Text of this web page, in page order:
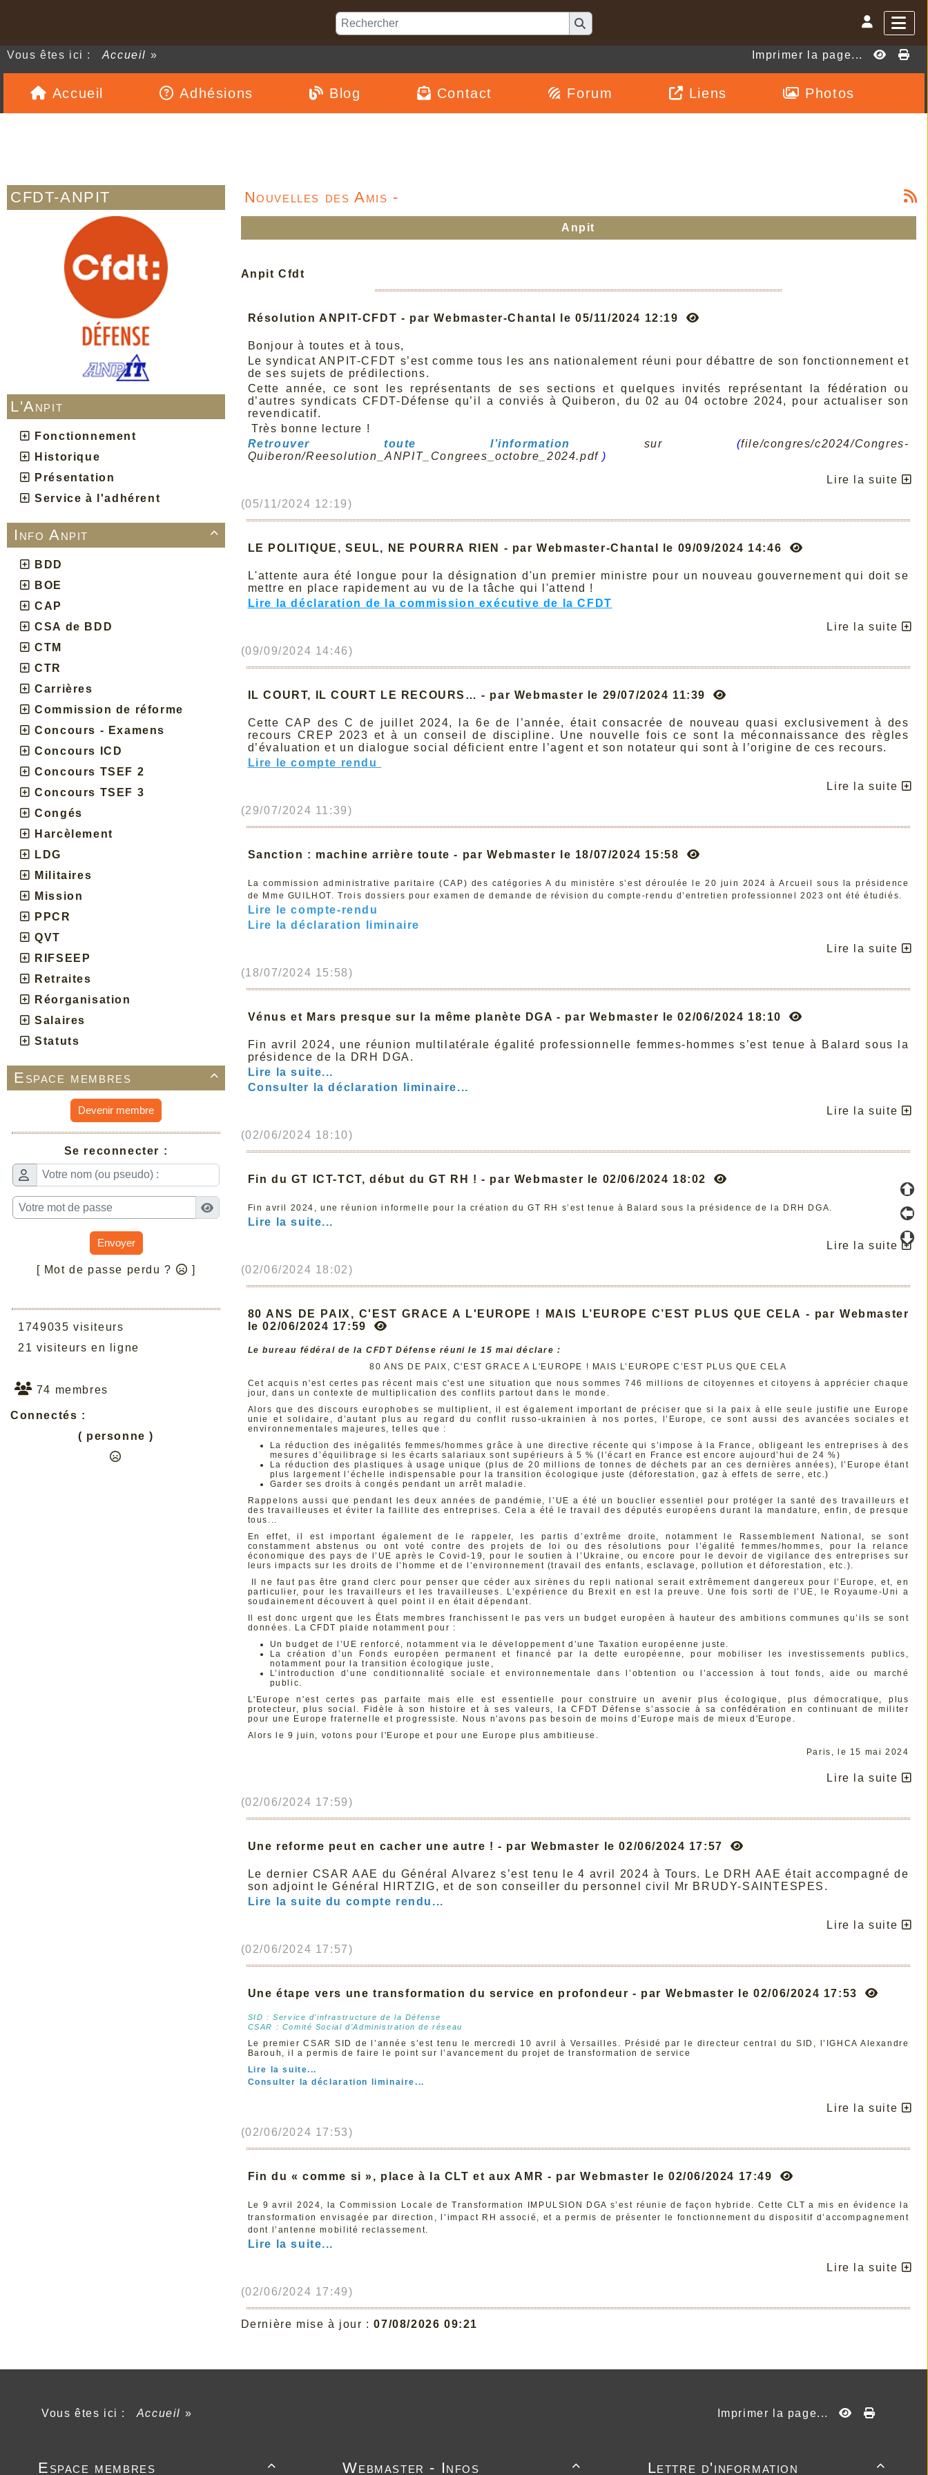
Vous êtes ici : Accueil » Imprimer la page...
Accueil Adhésions Blog Contact Forum Liens Photos
CFDT-ANPIT
L'Anpit
Fonctionnement
Historique
Présentation
Service à l'adhérent

Info Anpit
BDD
BOE
CAP
CSA de BDD
CTM
CTR
Carrières
Commission de réforme
Concours - Examens
Concours ICD
Concours TSEF 2
Concours TSEF 3
Congés
Harcèlement
LDG
Militaires
Mission
PPCR
QVT
RIFSEEP
Retraites
Réorganisation
Salaires
Statuts

Espace membres
Devenir membre
Se reconnecter :
Envoyer
[ Mot de passe perdu ? ]
1749035 visiteurs
21 visiteurs en ligne
74 membres
Connectés :
( personne )
Nouvelles des Amis -
Anpit
Anpit Cfdt
Résolution ANPIT-CFDT - par Webmaster-Chantal le 05/11/2024 12:19
Bonjour à toutes et à tous,
Le syndicat ANPIT-CFDT s’est comme tous les ans nationalement réuni pour débattre de son fonctionnement et
de ses sujets de prédilections.
Cette année, ce sont les représentants de ses sections et quelques invités représentant la fédération ou
d’autres syndicats CFDT-Défense qu’il a conviés à Quiberon, du 02 au 04 octobre 2024, pour actualiser son
revendicatif.
Très bonne lecture !
Retrouver toute l’information
sur (file/congres/c2024/Congres-
Quiberon/Reesolution_ANPIT_Congrees_octobre_2024.pdf)
Lire la suite
(05/11/2024 12:19)
LE POLITIQUE, SEUL, NE POURRA RIEN - par Webmaster-Chantal le 09/09/2024 14:46
L'attente aura été longue pour la désignation d'un premier ministre pour un nouveau gouvernement qui doit se
mettre en place rapidement au vu de la tâche qui l'attend !
Lire la déclaration de la commission exécutive de la CFDT
Lire la suite
(09/09/2024 14:46)
IL COURT, IL COURT LE RECOURS… - par Webmaster le 29/07/2024 11:39
Cette CAP des C de juillet 2024, la 6e de l’année, était consacrée de nouveau quasi exclusivement à des
recours CREP 2023 et à un conseil de discipline. Une nouvelle fois ce sont la méconnaissance des règles
d’évaluation et un dialogue social déficient entre l’agent et son notateur qui sont à l’origine de ces recours.
Lire le compte rendu
Lire la suite
(29/07/2024 11:39)
Sanction : machine arrière toute - par Webmaster le 18/07/2024 15:58
La commission administrative paritaire (CAP) des catégories A du ministère s’est déroulée le 20 juin 2024 à Arcueil sous la présidence
de Mme GUILHOT. Trois dossiers pour examen de demande de révision du compte-rendu d’entretien professionnel 2023 ont été étudiés.
Lire le compte-rendu
Lire la déclaration liminaire
Lire la suite
(18/07/2024 15:58)
Vénus et Mars presque sur la même planète DGA - par Webmaster le 02/06/2024 18:10
Fin avril 2024, une réunion multilatérale égalité professionnelle femmes-hommes s’est tenue à Balard sous la
présidence de la DRH DGA.
Lire la suite...
Consulter la déclaration liminaire...
Lire la suite
(02/06/2024 18:10)
Fin du GT ICT-TCT, début du GT RH ! - par Webmaster le 02/06/2024 18:02
Fin avril 2024, une réunion informelle pour la création du GT RH s’est tenue à Balard sous la présidence de la DRH DGA.
Lire la suite...
Lire la suite
(02/06/2024 18:02)
80 ANS DE PAIX, C'EST GRACE A L'EUROPE ! MAIS L’EUROPE C’EST PLUS QUE CELA - par Webmaster
le 02/06/2024 17:59
Le bureau fédéral de la CFDT Défense réuni le 15 mai déclare :
80 ANS DE PAIX, C'EST GRACE A L'EUROPE ! MAIS L’EUROPE C’EST PLUS QUE CELA
Cet acquis n'est certes pas récent mais c'est une situation que nous sommes 746 millions de citoyennes et citoyens à apprécier chaque
jour, dans un contexte de multiplication des conflits partout dans le monde.
Alors que des discours europhobes se multiplient, il est également important de préciser que si la paix à elle seule justifie une Europe
unie et solidaire, d’autant plus au regard du conflit russo-ukrainien à nos portes, l’Europe, ce sont aussi des avancées sociales et
environnementales majeures, telles que :
La réduction des inégalités femmes/hommes grâce à une directive récente qui s’impose à la France, obligeant les entreprises à des
mesures d’équilibrage si les écarts salariaux sont supérieurs à 5 % (l’écart en France est encore aujourd’hui de 24 %)
La réduction des plastiques à usage unique (plus de 20 millions de tonnes de déchets par an ces dernières années), l’Europe étant
plus largement l’échelle indispensable pour la transition écologique juste (déforestation, gaz à effets de serre, etc.)
Garder ses droits à congés pendant un arrêt maladie.
Rappelons aussi que pendant les deux années de pandémie, l’UE a été un bouclier essentiel pour protéger la santé des travailleurs et
des travailleuses et éviter la faillite des entreprises. Cela a été le travail des députés européens durant la mandature, enfin, de presque
tous...
En effet, il est important également de le rappeler, les partis d’extrême droite, notamment le Rassemblement National, se sont
constamment abstenus ou ont voté contre des projets de loi ou des résolutions pour l’égalité femmes/hommes, pour la relance
économique des pays de l’UE après le Covid-19, pour le soutien à l’Ukraine, ou encore pour le devoir de vigilance des entreprises sur
leurs impacts sur les droits de l’homme et de l’environnement (travail des enfants, esclavage, pollution et déforestation, etc.).
Il ne faut pas être grand clerc pour penser que céder aux sirènes du repli national serait extrêmement dangereux pour l’Europe, et, en
particulier, pour les travailleurs et les travailleuses. L’expérience du Brexit en est la preuve. Une fois sorti de l’UE, le Royaume-Uni a
soudainement découvert à quel point il en était dépendant.
Il est donc urgent que les États membres franchissent le pas vers un budget européen à hauteur des ambitions communes qu’ils se sont
données. La CFDT plaide notamment pour :
Un budget de l’UE renforcé, notamment via le développement d’une Taxation européenne juste.
La création d’un Fonds européen permanent et financé par la dette européenne, pour mobiliser les investissements publics,
notamment pour la transition écologique juste,
L’introduction d’une conditionnalité sociale et environnementale dans l’obtention ou l’accession à tout fonds, aide ou marché
public.
L'Europe n'est certes pas parfaite mais elle est essentielle pour construire un avenir plus écologique, plus démocratique, plus
protecteur, plus social. Fidèle à son histoire et à ses valeurs, la CFDT Défense s’associe à sa confédération en continuant de militer
pour une Europe fraternelle et progressiste. Nous n'avons pas besoin de moins d'Europe mais de mieux d'Europe.
Alors le 9 juin, votons pour l'Europe et pour une Europe plus ambitieuse.
Paris, le 15 mai 2024
Lire la suite
(02/06/2024 17:59)
Une reforme peut en cacher une autre ! - par Webmaster le 02/06/2024 17:57
Le dernier CSAR AAE du Général Alvarez s’est tenu le 4 avril 2024 à Tours. Le DRH AAE était accompagné de
son adjoint le Général HIRTZIG, et de son conseiller du personnel civil Mr BRUDY-SAINTESPES.
Lire la suite du compte rendu...
Lire la suite
(02/06/2024 17:57)
Une étape vers une transformation du service en profondeur - par Webmaster le 02/06/2024 17:53
SID : Service d'infrastructure de la Défense
CSAR : Comité Social d’Administration de réseau
Le premier CSAR SID de l’année s’est tenu le mercredi 10 avril à Versailles. Présidé par le directeur central du SID, l’IGHCA Alexandre
Barouh, il a permis de faire le point sur l’avancement du projet de transformation de service
Lire la suite...
Consulter la déclaration liminaire...
Lire la suite
(02/06/2024 17:53)
Fin du « comme si », place à la CLT et aux AMR - par Webmaster le 02/06/2024 17:49
Le 9 avril 2024, la Commission Locale de Transformation IMPULSION DGA s’est réunie de façon hybride. Cette CLT a mis en évidence la
transformation envisagée par direction, l’impact RH associé, et a permis de présenter le fonctionnement du dispositif d’accompagnement
dont l’antenne mobilité reclassement.
Lire la suite...
Lire la suite
(02/06/2024 17:49)
Dernière mise à jour :07/08/2026 09:21
Vous êtes ici : Accueil » Imprimer la page...

Espace membres 
Webmaster - Infos 
Lettre d'information